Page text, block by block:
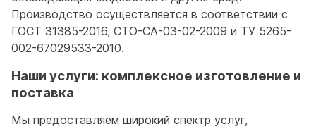
Производство осуществляется в соответствии с
ГОСТ 31385-2016, СТО-СА-03-02-2009 и ТУ 5265-
002-67029533-2010.
Наши услуги: комплексное изготовление и
поставка
Мы предоставляем широкий спектр услуг,